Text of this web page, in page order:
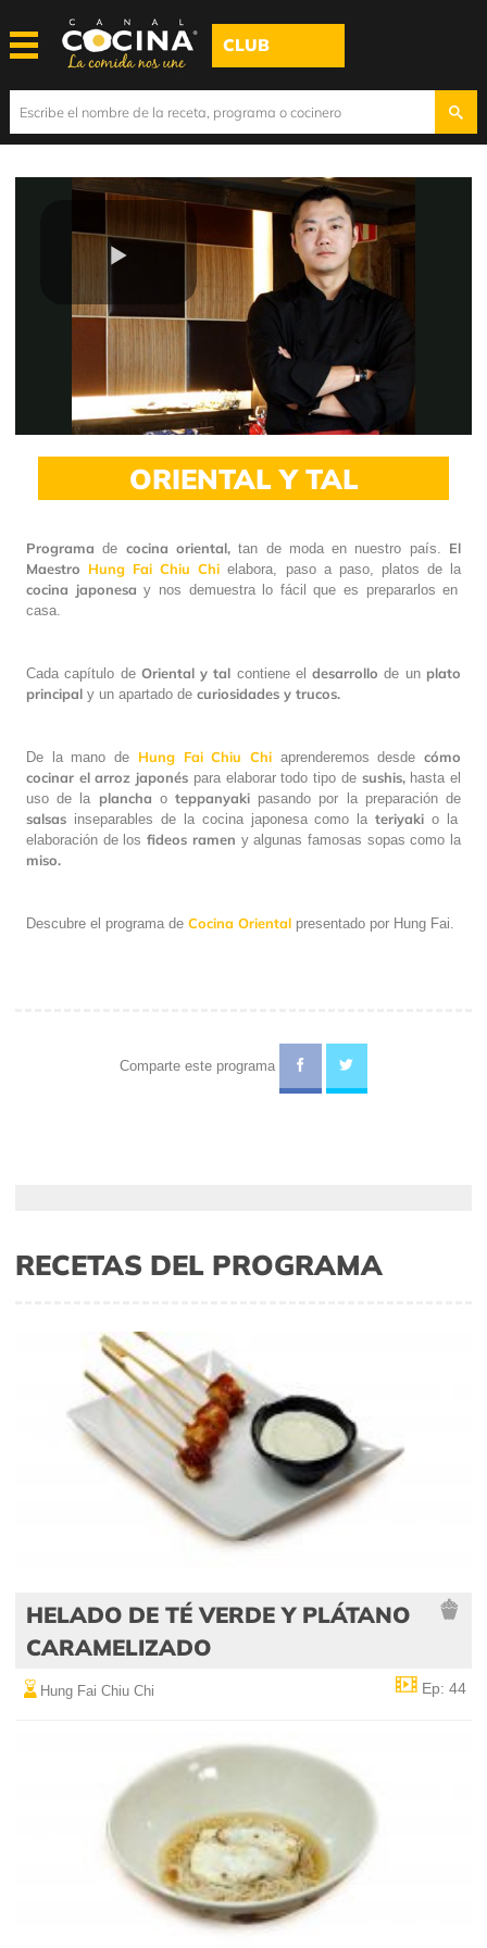
CLUB
ORIENTAL Y TAL
Programade cocina oriental,tan de moda en nuestro país. El
Maestro Hung Fai Chiu Chi elabora, paso a paso, platos de la
cocina japonesay nos demuestra lo fácil que es prepararlos en
casa.
Cada capítulo de Oriental y tal contiene eldesarrollode unplato
principal y un apartado de curiosidades y trucos.
De la mano de Hung Fai Chiu Chiaprenderemos desdecómo
cocinar el arroz japonés para elaborar todo tipo desushis,hasta el
uso de la plancha oteppanyaki pasando por la preparación de
salsas inseparables de la cocina japonesa como lateriyakio la
elaboración de los fideos ramen y algunas famosas sopas como la
miso.
Descubre el programa de Cocina Oriental presentado por Hung Fai.
Comparte este programa
RECETAS DEL PROGRAMA
HELADO DE TÉ VERDE Y PLÁTANO
CARAMELIZADO
Hung Fai Chiu Chi Ep: 44